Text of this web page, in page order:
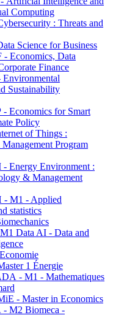
Computing
: Threats and
Science for Business
Economics, Data
Finance
Sustainability
Economics for Smart
Policy
of Things :
Program
Energy Environment :
& Management
M1 - Applied
statistics
Data AI - Data and
1 Énergie
- M1 - Mathematiques
- Master in Economics
M2 Biomeca -